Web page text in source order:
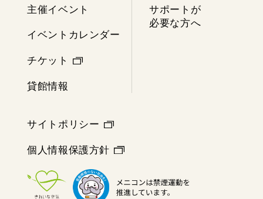
主催イベント
イベントカレンダー
チケット
貸館情報
サポートが
必要な方へ
サイトポリシー
個人情報保護方針